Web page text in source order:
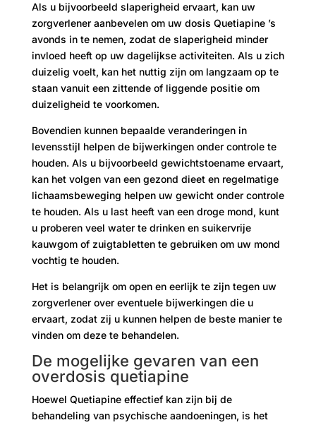
Als u bijvoorbeeld slaperigheid ervaart, kan uw
zorgverlener aanbevelen om uw dosis Quetiapine ’s
avonds in te nemen, zodat de slaperigheid minder
invloed heeft op uw dagelijkse activiteiten. Als u zich
duizelig voelt, kan het nuttig zijn om langzaam op te
staan ​​vanuit een zittende of liggende positie om
duizeligheid te voorkomen.
Bovendien kunnen bepaalde veranderingen in
levensstijl helpen de bijwerkingen onder controle te
houden. Als u bijvoorbeeld gewichtstoename ervaart,
kan het volgen van een gezond dieet en regelmatige
lichaamsbeweging helpen uw gewicht onder controle
te houden. Als u last heeft van een droge mond, kunt
u proberen veel water te drinken en suikervrije
kauwgom of zuigtabletten te gebruiken om uw mond
vochtig te houden.
Het is belangrijk om open en eerlijk te zijn tegen uw
zorgverlener over eventuele bijwerkingen die u
ervaart, zodat zij u kunnen helpen de beste manier te
vinden om deze te behandelen.
De mogelijke gevaren van een
overdosis quetiapine
Hoewel Quetiapine effectief kan zijn bij de
behandeling van psychische aandoeningen, is het